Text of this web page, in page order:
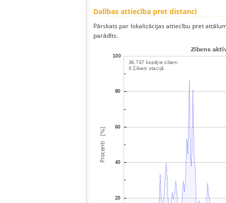
Dalības attiecība pret distanci
Pārskats par lokalizācijas attiecību pret
parādīts.